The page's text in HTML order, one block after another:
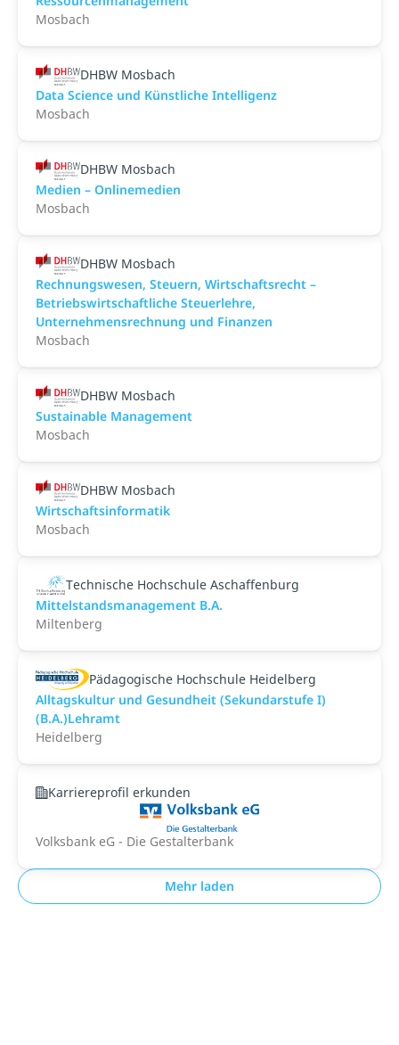
Mosbach
DHBW Mosbach
Data Science und Künstliche Intelligenz
Mosbach
DHBW Mosbach
Medien – Onlinemedien
Mosbach
DHBW Mosbach
Rechnungswesen, Steuern, Wirtschaftsrecht –
Betriebswirtschaftliche Steuerlehre,
Unternehmensrechnung und Finanzen
Mosbach
DHBW Mosbach
Sustainable Management
Mosbach
DHBW Mosbach
Wirtschaftsinformatik
Mosbach
Technische Hochschule Aschaffenburg
Mittelstandsmanagement B.A.
Miltenberg
Pädagogische Hochschule Heidelberg
Alltagskultur und Gesundheit (Sekundarstufe I)
(B.A.)Lehramt
Heidelberg
Karriereprofil erkunden
Volksbank eG - Die Gestalterbank
Mehr laden